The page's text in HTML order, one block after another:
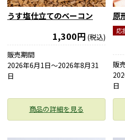
うす塩仕立てのベーコン
1,300円 (税込)
販売期間
2026年6月1日〜2026年8月31
日
商品の詳細を見る
原
応
販
日